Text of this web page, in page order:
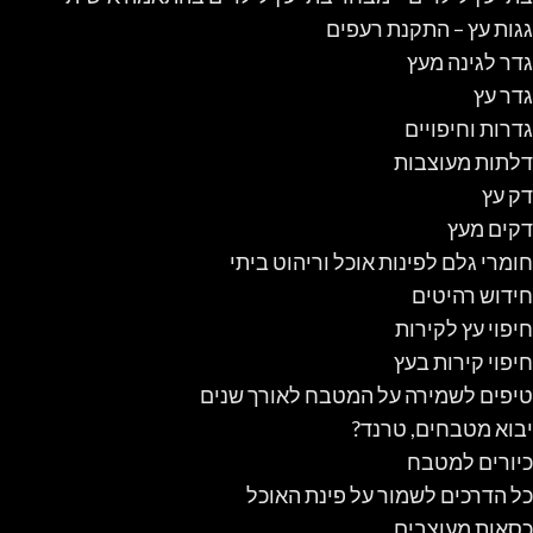
גגות עץ – התקנת רעפים
גדר לגינה מעץ
גדר עץ
גדרות וחיפויים
דלתות מעוצבות
דק עץ
דקים מעץ
חומרי גלם לפינות אוכל וריהוט ביתי
חידוש רהיטים
חיפוי עץ לקירות
חיפוי קירות בעץ
טיפים לשמירה על המטבח לאורך שנים
יבוא מטבחים, טרנד?
כיורים למטבח
כל הדרכים לשמור על פינת האוכל
כסאות מעוצבים